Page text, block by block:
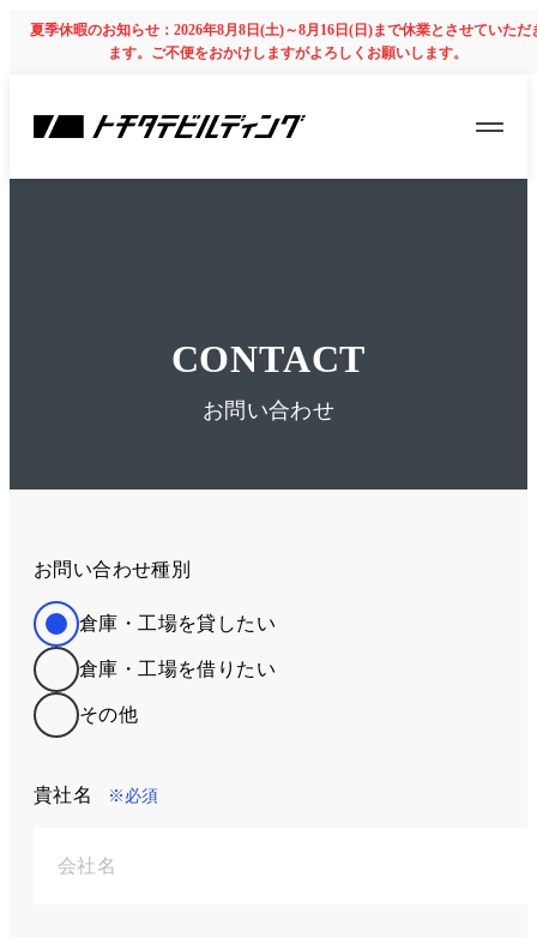
夏季休暇のお知らせ：2026年8月8日(土)～8月16日(日)まで休業とさせていただ
ます。ご不便をおかけしますがよろしくお願いします。
CONTACT
お問い合わせ
お問い合わせ種別
倉庫・工場を貸したい
倉庫・工場を借りたい
その他
貴社名 ※必須